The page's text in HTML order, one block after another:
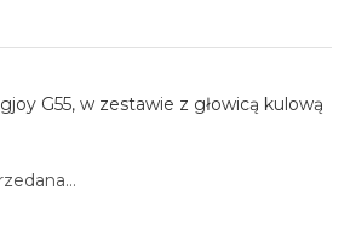
G55, w zestawie z głowicą kulową